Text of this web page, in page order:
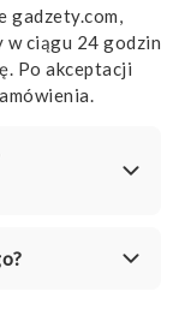
gadzety.com,
w ciągu 24 godzin
Po akceptacji